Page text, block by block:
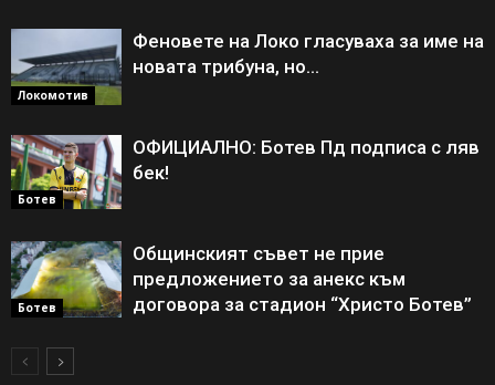
Локомотив
Феновете на Локо гласуваха за име на
новата трибуна, но…
Ботев
ОФИЦИАЛНО: Ботев Пд подписа с ляв
бек!
Ботев
Общинският съвет не прие
предложението за анекс към
договора за стадион “Христо Ботев”